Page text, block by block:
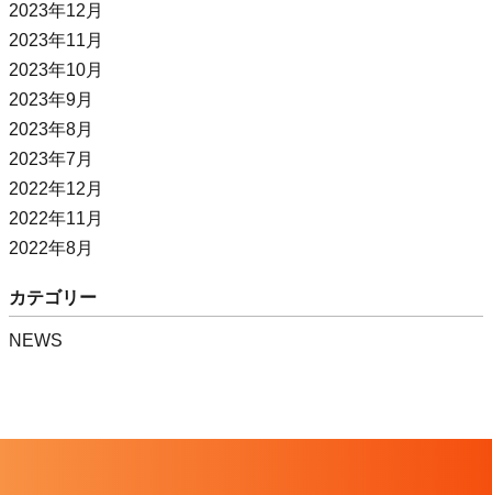
2023年12月
2023年11月
2023年10月
2023年9月
2023年8月
2023年7月
2022年12月
2022年11月
2022年8月
カテゴリー
NEWS